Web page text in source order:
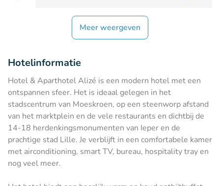
Meer weergeven
Hotelinformatie
Hotel & Aparthotel Alizé is een modern hotel met een
ontspannen sfeer. Het is ideaal gelegen in het
stadscentrum van Moeskroen, op een steenworp afstand
van het marktplein en de vele restaurants en dichtbij de
14-18 herdenkingsmonumenten van Ieper en de
prachtige stad Lille. Je verblijft in een comfortabele kamer
met airconditioning, smart TV, bureau, hospitality tray en
nog veel meer.